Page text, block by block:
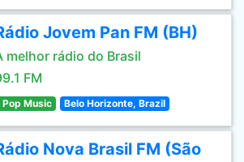
Jovem Pan FM (BH)
melhor rádio do Brasil
FM
Pop Music Belo Horizonte, Brazil
Nova Brasil FM (São